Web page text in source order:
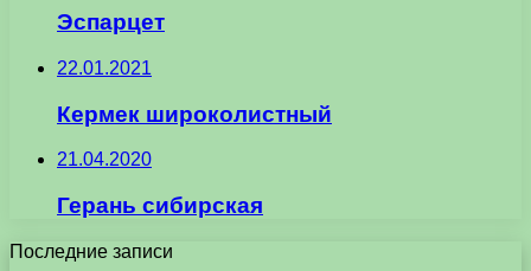
Эспарцет
22.01.2021
Кермек широколистный
21.04.2020
Герань сибирская
Последние записи